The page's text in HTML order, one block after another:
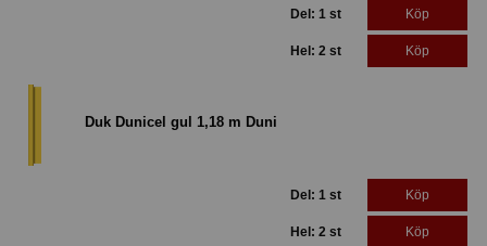
Del: 1 st Köp
Hel: 2 st Köp
Duk Dunicel gul 1,18 m Duni
Del: 1 st Köp
Hel: 2 st Köp